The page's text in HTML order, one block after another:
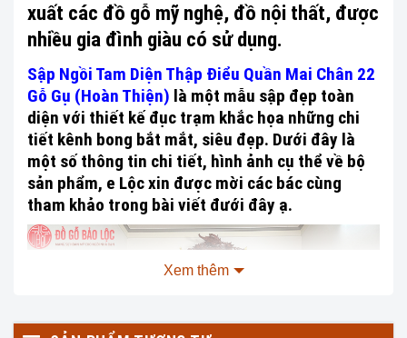
xuất các đồ gỗ mỹ nghệ, đồ nội thất, được
nhiều gia đình giàu có sử dụng.
Sập Ngồi Tam Diện Thập Điểu Quần Mai Chân 22
Gỗ Gụ (Hoàn Thiện) là một mẫu sập đẹp toàn
diện với thiết kế đục trạm khắc họa những chi
tiết kênh bong bắt mắt, siêu đẹp. Dưới đây là
một số thông tin chi tiết, hình ảnh cụ thể về bộ
sản phẩm, e Lộc xin được mời các bác cùng
tham khảo trong bài viết đưới đây ạ.
Xem thêm